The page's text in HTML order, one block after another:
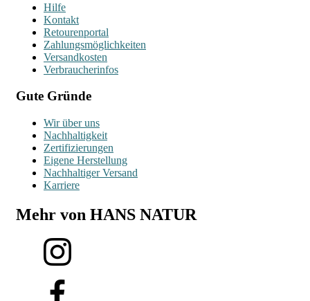
Hilfe
Kontakt
Retourenportal
Zahlungsmöglichkeiten
Versandkosten
Verbraucherinfos
Gute Gründe
Wir über uns
Nachhaltigkeit
Zertifizierungen
Eigene Herstellung
Nachhaltiger Versand
Karriere
Mehr von HANS NATUR